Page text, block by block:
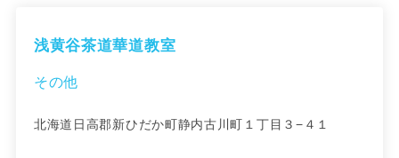
浅黄谷茶道華道教室
その他
北海道日高郡新ひだか町静内古川町１丁目３−４１